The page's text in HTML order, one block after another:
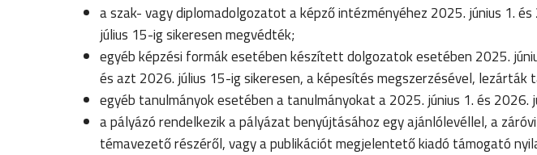
a szak- vagy diplomadolgozatot a képző intézményéhez 2025. június 1.
július 15-ig sikeresen megvédték;
egyéb képzési formák esetében készített dolgozatok esetében 2025.
és azt 2026. július 15-ig sikeresen, a képesítés megszerzésével, lezárták
egyéb tanulmányok esetében a tanulmányokat a 2025. június 1. és
a pályázó rendelkezik a pályázat benyújtásához egy ajánlólevéllel, a
témavezető részéről, vagy a publikációt megjelentető kiadó támogató